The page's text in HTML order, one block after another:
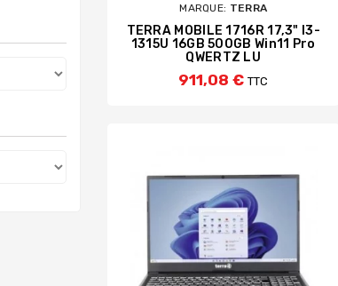
MARQUE: TERRA
TERRA MOBILE 1716R 17,3" I3-
1315U 16GB 500GB Win11 Pro
QWERTZ LU
911,08 €TTC